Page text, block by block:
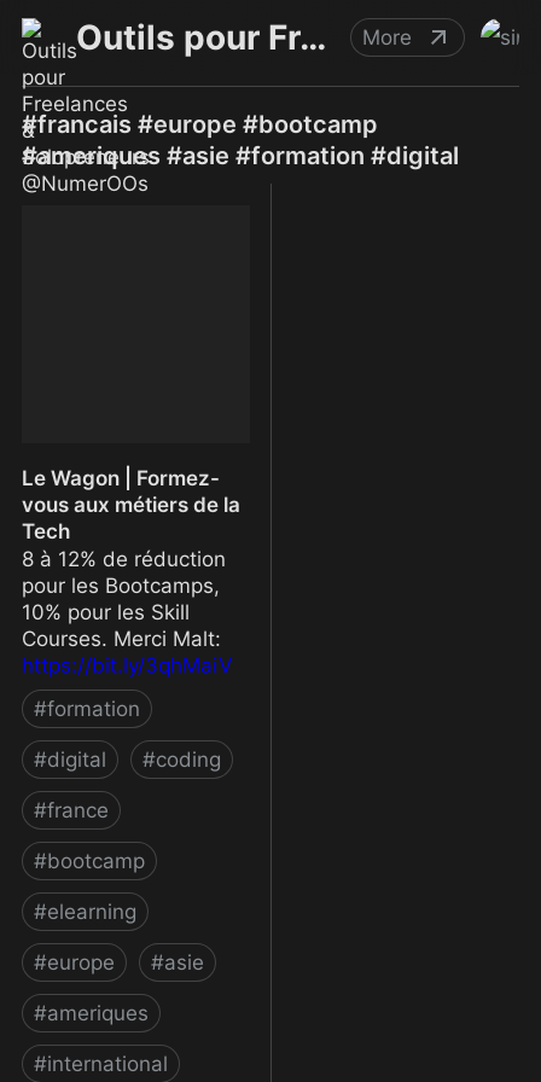
Outils pour Freelances & Solopreneurs @NumerOOs More
#francais #europe #bootcamp
#ameriques #asie #formation #digital
Le Wagon | Formez-
vous aux métiers de la
Tech
8 à 12% de réduction
pour les Bootcamps,
10% pour les Skill
Courses. Merci Malt:
https://bit.ly/3qhMaiV
#formation
#digital #coding
#france
#bootcamp
#elearning
#europe #asie
#ameriques
#international